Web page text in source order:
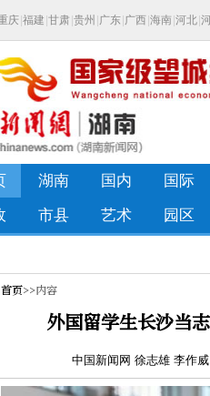
首页>>内容
外国留学生长沙当
中国新闻网 徐志雄 李作